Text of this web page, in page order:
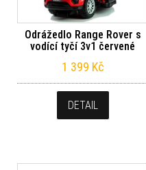
Odrážedlo Range Rover s
vodící tyčí 3v1 červené
1 399 Kč
DETAIL